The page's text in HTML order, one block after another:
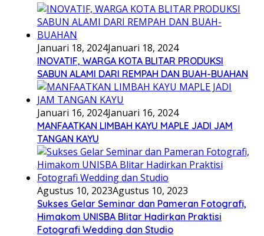
Januari 18, 2024Januari 18, 2024
INOVATIF, WARGA KOTA BLITAR PRODUKSI
SABUN ALAMI DARI REMPAH DAN BUAH-BUAHAN
Januari 16, 2024Januari 16, 2024
MANFAATKAN LIMBAH KAYU MAPLE JADI JAM
TANGAN KAYU
Agustus 10, 2023Agustus 10, 2023
Sukses Gelar Seminar dan Pameran Fotografi,
Himakom UNISBA Blitar Hadirkan Praktisi
Fotografi Wedding dan Studio